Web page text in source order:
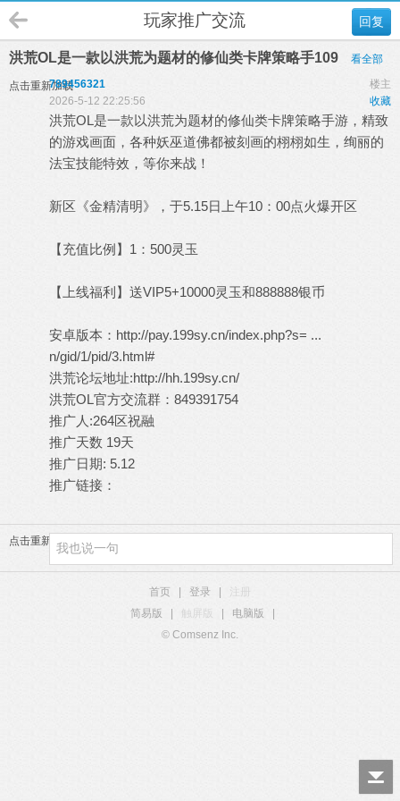
回复
玩家推广交流
洪荒OL是一款以洪荒为题材的修仙类卡牌策略手109 看全部
点击重新加载 楼主
789456321
收藏
2026-5-12 22:25:56
洪荒OL是一款以洪荒为题材的修仙类卡牌策略手游，精致
的游戏画面，各种妖巫道佛都被刻画的栩栩如生，绚丽的
法宝技能特效，等你来战！
新区《金精清明》，于5.15日上午10：00点火爆开区
【充值比例】1：500灵玉
【上线福利】送VIP5+10000灵玉和888888银币
安卓版本： http://pay.199sy.cn/index.php?s= ...
n/gid/1/pid/3.html#
洪荒论坛地址:http://hh.199sy.cn/
洪荒OL官方交流群：849391754
推广人:264区祝融
推广天数 19天
推广日期: 5.12
推广链接：
点击重新加载
首页 登录
注册
简易版
触屏版 电脑版
© Comsenz Inc.